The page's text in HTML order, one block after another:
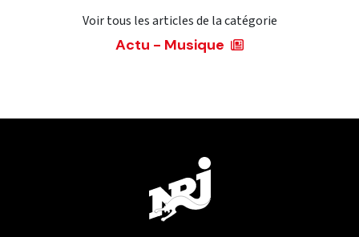
Voir tous les articles de la catégorie
Actu - Musique